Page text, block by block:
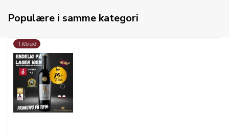
Populære i samme kategori
Tilbud